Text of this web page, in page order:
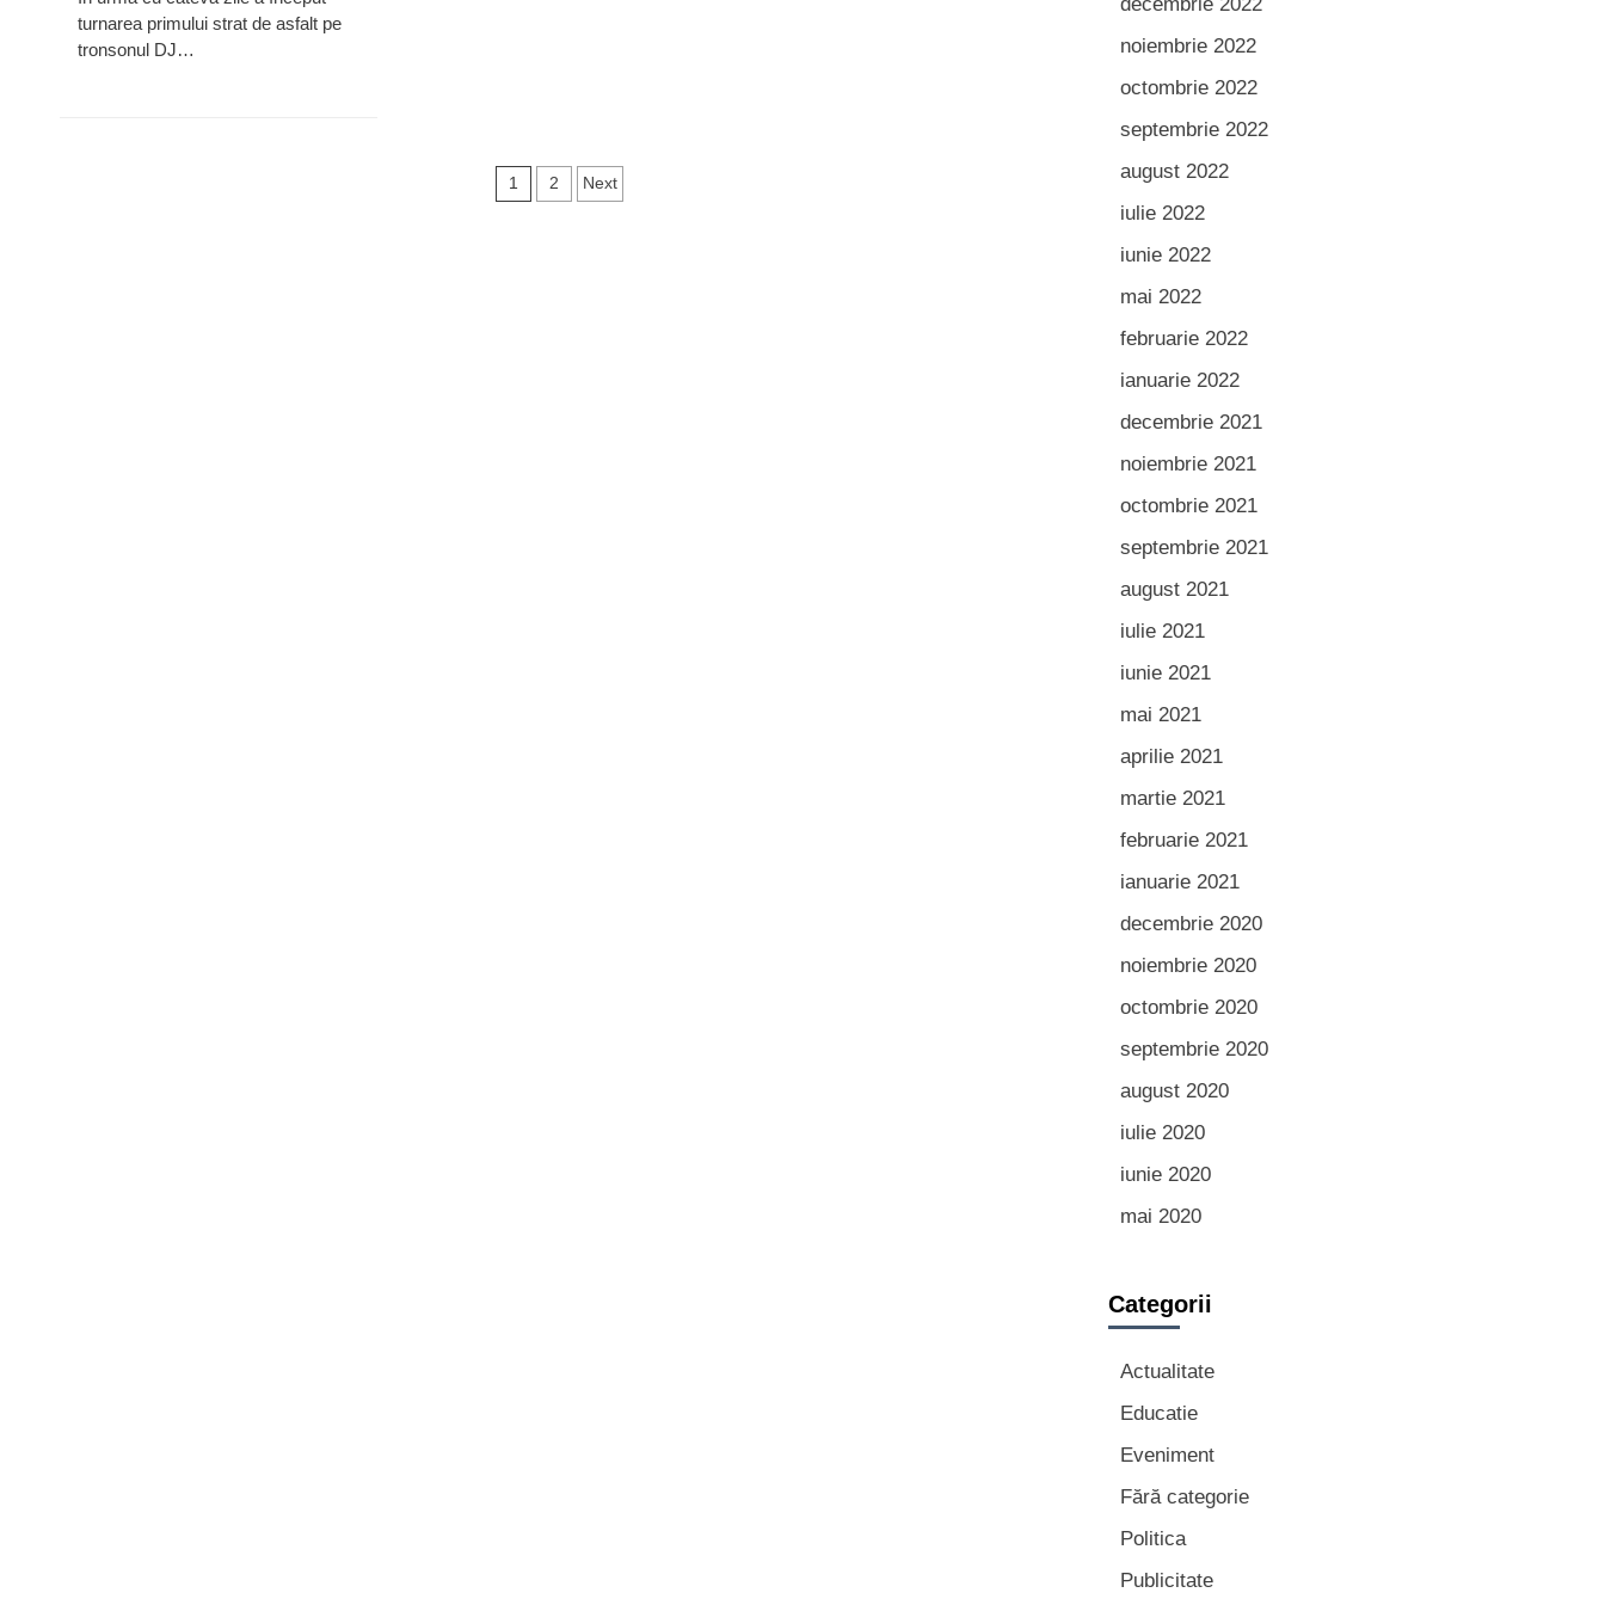
turnarea primului strat de asfalt pe
tronsonul DJ…
Navigare
1 2 Next
noiembrie 2022
octombrie 2022
septembrie 2022
august 2022
iulie 2022
iunie 2022
mai 2022
februarie 2022
ianuarie 2022
decembrie 2021
noiembrie 2021
octombrie 2021
septembrie 2021
august 2021
iulie 2021
iunie 2021
mai 2021
aprilie 2021
martie 2021
februarie 2021
ianuarie 2021
decembrie 2020
noiembrie 2020
octombrie 2020
septembrie 2020
august 2020
iulie 2020
iunie 2020
mai 2020
Categorii
Actualitate
Educatie
Eveniment
Fără categorie
Politica
Publicitate